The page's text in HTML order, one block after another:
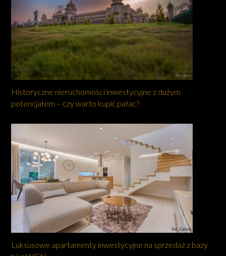
Historyczne nieruchomości inwestycyjne z dużym
potencjałem – czy warto kupić pałac?
Luksusowe apartamenty inwestycyjne na sprzedaż z bazy